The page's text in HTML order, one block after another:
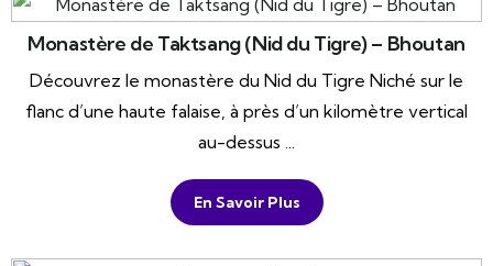
Monastère de Taktsang (Nid du Tigre) – Bhoutan
Découvrez le monastère du Nid du Tigre Niché sur le
flanc d’une haute falaise, à près d’un kilomètre vertical
au-dessus ...
En Savoir Plus